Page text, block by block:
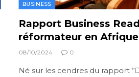
BUSINESS
Rapport Business
réformateur en
08/10/2024 0
Né sur les cendres du rapport